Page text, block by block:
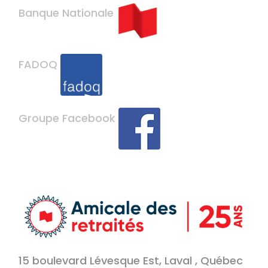
Banque Nationale
FADOQ
Groupe Facebook
15 boulevard Lévesque Est, Laval , Québec